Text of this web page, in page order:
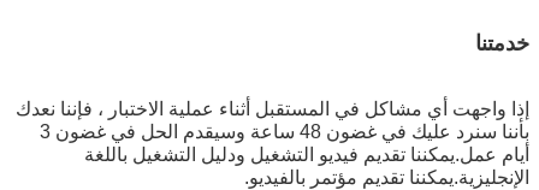
خدمتنا
إذا واجهت أي مشاكل في المستقبل أثناء عملية الاختبار ، فإننا نعدك
بأننا سنرد عليك في غضون 48 ساعة وسيقدم الحل في غضون 3
أيام عمل.يمكننا تقديم فيديو التشغيل ودليل التشغيل باللغة
الإنجليزية.يمكننا تقديم مؤتمر بالفيديو.